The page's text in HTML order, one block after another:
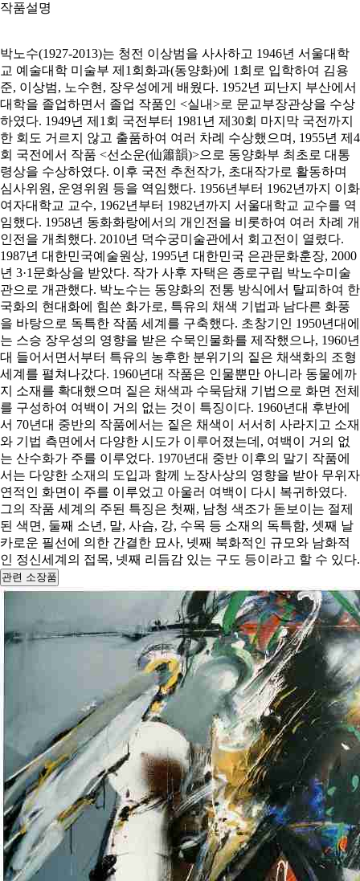
작품설명
박노수(1927-2013)는 청전 이상범을 사사하고 1946년 서울대학
교 예술대학 미술부 제1회화과(동양화)에 1회로 입학하여 김용
준, 이상범, 노수현, 장우성에게 배웠다. 1952년 피난지 부산에서
대학을 졸업하면서 졸업 작품인 <실내>로 문교부장관상을 수상
하였다. 1949년 제1회 국전부터 1981년 제30회 마지막 국전까지
한 회도 거르지 않고 출품하여 여러 차례 수상했으며, 1955년 제4
회 국전에서 작품 <선소운(仙簫韻)>으로 동양화부 최초로 대통
령상을 수상하였다. 이후 국전 추천작가, 초대작가로 활동하며
심사위원, 운영위원 등을 역임했다. 1956년부터 1962년까지 이화
여자대학교 교수, 1962년부터 1982년까지 서울대학교 교수를 역
임했다. 1958년 동화화랑에서의 개인전을 비롯하여 여러 차례 개
인전을 개최했다. 2010년 덕수궁미술관에서 회고전이 열렸다.
1987년 대한민국예술원상, 1995년 대한민국 은관문화훈장, 2000
년 3·1문화상을 받았다. 작가 사후 자택은 종로구립 박노수미술
관으로 개관했다. 박노수는 동양화의 전통 방식에서 탈피하여 한
국화의 현대화에 힘쓴 화가로, 특유의 채색 기법과 남다른 화풍
을 바탕으로 독특한 작품 세계를 구축했다. 초창기인 1950년대에
는 스승 장우성의 영향을 받은 수묵인물화를 제작했으나, 1960년
대 들어서면서부터 특유의 농후한 분위기의 짙은 채색화의 조형
세계를 펼쳐나갔다. 1960년대 작품은 인물뿐만 아니라 동물에까
지 소재를 확대했으며 짙은 채색과 수묵담채 기법으로 화면 전체
를 구성하여 여백이 거의 없는 것이 특징이다. 1960년대 후반에
서 70년대 중반의 작품에서는 짙은 채색이 서서히 사라지고 소재
와 기법 측면에서 다양한 시도가 이루어졌는데, 여백이 거의 없
는 산수화가 주를 이루었다. 1970년대 중반 이후의 말기 작품에
서는 다양한 소재의 도입과 함께 노장사상의 영향을 받아 무위자
연적인 화면이 주를 이루었고 아울러 여백이 다시 복귀하였다.
그의 작품 세계의 주된 특징은 첫째, 남청 색조가 돋보이는 절제
된 색면, 둘째 소년, 말, 사슴, 강, 수목 등 소재의 독특함, 셋째 날
카로운 필선에 의한 간결한 묘사, 넷째 북화적인 규모와 남화적
인 정신세계의 접목, 넷째 리듬감 있는 구도 등이라고 할 수 있다.
관련 소장품